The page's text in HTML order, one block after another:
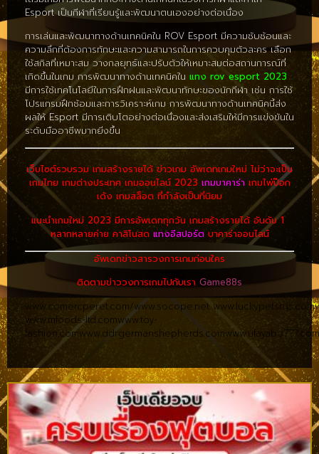
Esport เป็นกีฬาที่เรียนรู้และพัฒนาตนเองอย่างต่อเนื่อง
การเล่นและพัฒนาทางด้านเทคนิคใน ROV Esport มีความซับซ้อนและ
ความลึกที่ต้องการทักษะและความสามารถในการควบคุมตัวละคร เลือก
ใช้สกิลที่เหมาะสม วางกลยุทธ์และปรับตัวให้เหมาะสมต่อสถานการณ์ที่
เกิดขึ้นในเกม การพัฒนาทางด้านเทคนิคใน แทง rov esport 2023
มีการใช้เทคโนโลยีในการฝึกฝนและพัฒนาทักษะของนักกีฬา เช่น การใช้
โปรแกรมฝึกซ้อมและการวิเคราะห์เกม การพัฒนาทางด้านเทคนิคนี้ส่ง
ผลให้ Esport มีการเติบโตอย่างต่อเนื่องและส่งเสริมให้มีการแข่งขันใน
ระดับมืออาชีพมากยิ่งขึ้น
เว็บไซต์รวบรวม เกมสร้างรายได้ ข่าวเกม อัพเดทเกมใหม่ ไม่ว่าจะเป็น
เกมไทย เกมต่างประเทศ เกมออนไลน์ 2023 เกมบาคาร่า เกมไพ่ป๊อก
เด้ง เกมสล็อต ที่กำลังเป็นที่นิยม
แนะนำเกมใหม่ 2023 มีการอัพเดททุกวัน เกมสร้างรายได้ อันดับ 1
หลากหลายค่าย คาสิโนสด แทงอีสปอร์ตบาคาร่าออนไลน์
อัพเดทข่าวสารวงการเกมก่อนใคร
ติดตามข่าววงการเกมไปกับเรา Game88s
www.comercperet.com/www.socope.net www.luckypetsrus.com
www.mfoods-ltd.comwww.toy-
fashion.comwww.ddrgermanshepherds.comwww.ufayabo777.com